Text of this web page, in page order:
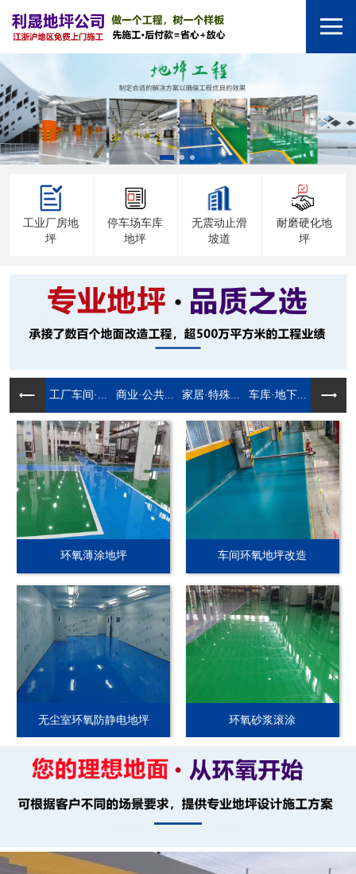
工业厂房地
坪
停车场车库
地坪
无震动止滑
坡道
耐磨硬化地
坪
工厂车间·... 商业·公共... 家居·特殊... 车库·地下...
环氧薄涂地坪 车间环氧地坪改造
无尘室环氧防静电地坪 环氧砂浆滚涂